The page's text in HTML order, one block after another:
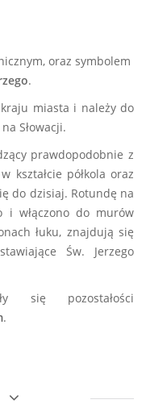
oraz symbolem
.
miasta i należy do
Słowacji.
prawdopodobnie z
kształcie półkola oraz
do dzisiaj. Rotundę na
i włączono do murów
łuku, znajdują się
Św. Jerzego
się pozostałości
.